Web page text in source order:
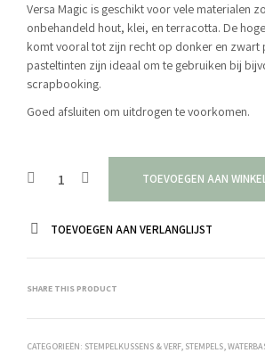
Versa Magic is geschikt voor vele materialen
onbehandeld hout, klei, en terracotta. De
komt vooral tot zijn recht op donker en zwart
pasteltinten zijn ideaal om te gebruiken bij
scrapbooking.
Goed afsluiten om uitdrogen te voorkomen.
TOEVOEGEN AAN
TOEVOEGEN AAN VERLANGLIJST
SHARE THIS PRODUCT
CATEGORIEËN: STEMPELKUSSENS & VERF, STEMPELS,